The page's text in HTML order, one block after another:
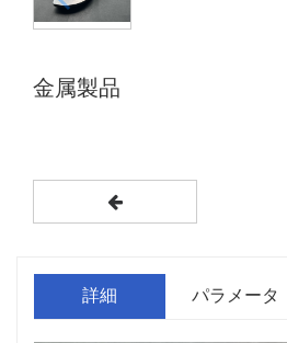
金属製品
詳細 パラメータ